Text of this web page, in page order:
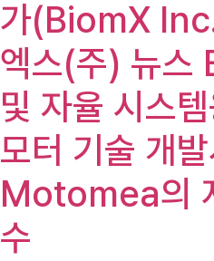
가(BiomX
엑스(주) 뉴스
및 자율 시스
모터 기술 개
Motomea의
수